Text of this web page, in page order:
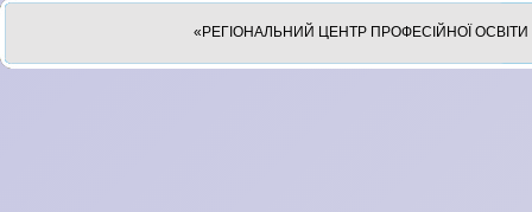
«РЕГІОНАЛЬНИЙ ЦЕНТР ПРОФЕСІЙНОЇ